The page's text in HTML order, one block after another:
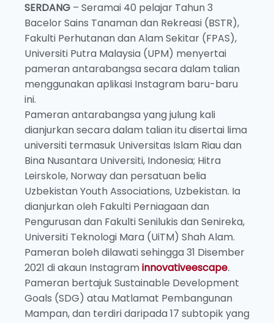
SERDANG – Seramai 40 pelajar Tahun 3
Bacelor Sains Tanaman dan Rekreasi (BSTR),
Fakulti Perhutanan dan Alam Sekitar (FPAS),
Universiti Putra Malaysia (UPM) menyertai
pameran antarabangsa secara dalam talian
menggunakan aplikasi Instagram baru-baru
ini.
Pameran antarabangsa yang julung kali
dianjurkan secara dalam talian itu disertai lima
universiti termasuk Universitas Islam Riau dan
Bina Nusantara Universiti, Indonesia; Hitra
Leirskole, Norway dan persatuan belia
Uzbekistan Youth Associations, Uzbekistan. Ia
dianjurkan oleh Fakulti Perniagaan dan
Pengurusan dan Fakulti Senilukis dan Senireka,
Universiti Teknologi Mara (UiTM) Shah Alam.
Pameran boleh dilawati sehingga 31 Disember
2021 di akaun Instagraminnovativeescape.
Pameran bertajuk Sustainable Development
Goals (SDG) atau Matlamat Pembangunan
Mampan, dan terdiri daripada 17 subtopik yang